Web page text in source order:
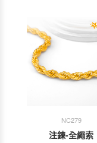
NC279
注鍊-全繩索